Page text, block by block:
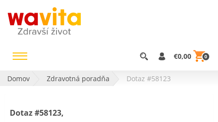
€0,00 0
Domov Zdravotná poradňa Dotaz #58123
Dotaz #58123,